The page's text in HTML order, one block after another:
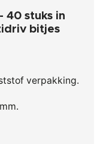
40 stuks in
bitjes
verpakking.